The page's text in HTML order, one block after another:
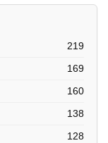
219
169
160
138
128